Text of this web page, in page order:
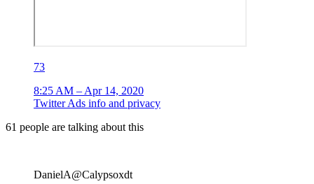
73
8:25 AM – Apr 14, 2020
Twitter Ads info and privacy
61 people are talking about this
DanielA@Calypsoxdt